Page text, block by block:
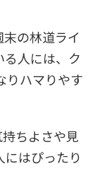
の林道ライ
る人には、ク
りハマりやす
ちよさや見
はぴったり